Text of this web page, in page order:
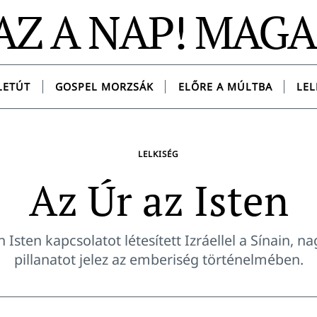
A NAP!
GOSPEL MORZSÁK ELŐRE A MÚLTBA
LELKISÉG
Az Úr az Isten
Isten kapcsolatot létesített Izráellel a Sínain,
pillanatot jelez az emberiség történelmében.